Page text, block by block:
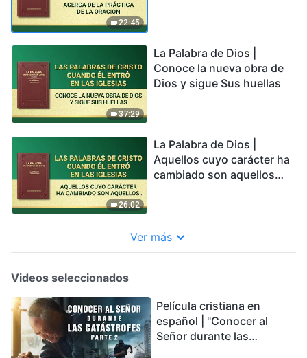
22:45
37:29
La Palabra de Dios |
Conoce la nueva obra de
Dios y sigue Sus huellas
26:02
La Palabra de Dios |
Aquellos cuyo carácter ha
cambiado son aquellos
Ver más
Videos seleccionados
Película cristiana en
español | "Conocer al
Señor durante las